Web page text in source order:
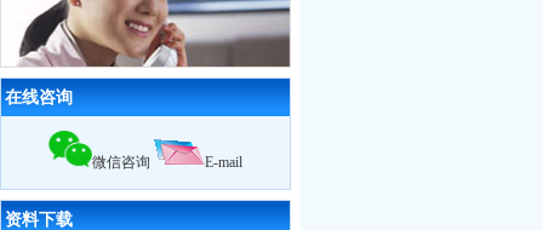
2011年3月，帮助83家工厂通过验厂
（其中ICTI认证5家）
2011年4月，帮助75家工厂通过
（其中EICC认证3家,ICTI认证2家）
2011年5月，帮助79家工厂通过验厂
（其中,ICTI认证2家,SA8000认证2家）
在线咨询
微信咨询 E-mail
资料下载